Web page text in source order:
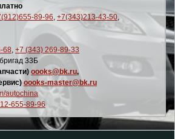
89-96, +7(343)213-43-50,
68, +7 (343) 269-89-33
33Б
oooks@bk.ru,
oooks-master@bk.ru
autochina
655-89-96